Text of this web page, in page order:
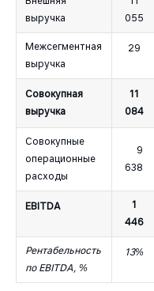
выручка
055
Межсегментная
выручка
29
Совокупная
выручка
11
084
Совокупные
операционные
расходы
9
638
EBITDA
1
446
Рентабельность
по EBITDA, %
13%